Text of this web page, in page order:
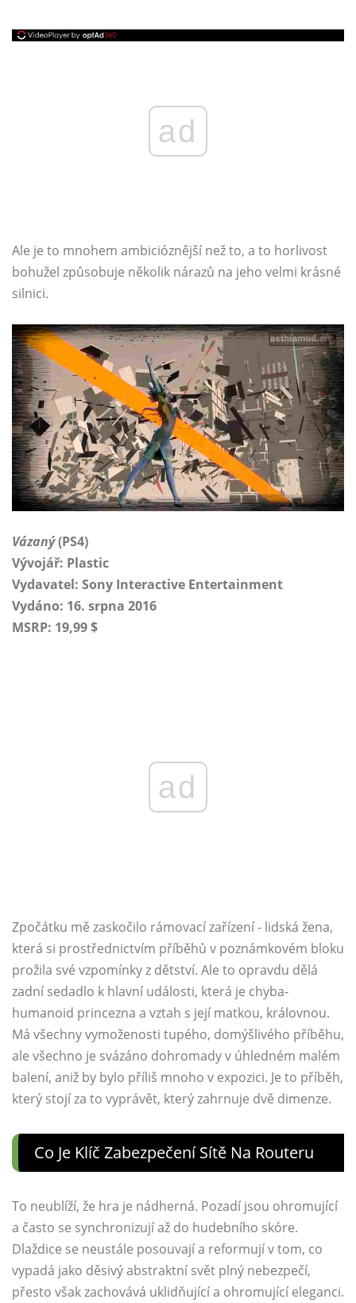
ad
Ale je to mnohem ambicióznější než to, a to horlivost
bohužel způsobuje několik nárazů na jeho velmi krásné
silnici.
Vázaný(PS4)
Vývojář: Plastic
Vydavatel: Sony Interactive Entertainment
Vydáno: 16. srpna 2016
MSRP: 19,99 $
ad
Zpočátku mě zaskočilo rámovací zařízení - lidská žena,
která si prostřednictvím příběhů v poznámkovém bloku
prožila své vzpomínky z dětství. Ale to opravdu dělá
zadní sedadlo k hlavní události, která je chyba-
humanoid princezna a vztah s její matkou, královnou.
Má všechny vymoženosti tupého, domýšlivého příběhu,
ale všechno je svázáno dohromady v úhledném malém
balení, aniž by bylo příliš mnoho v expozici. Je to příběh,
který stojí za to vyprávět, který zahrnuje dvě dimenze.
Co Je Klíč Zabezpečení Sítě Na Routeru
To neublíží, že hra je nádherná. Pozadí jsou ohromující
a často se synchronizují až do hudebního skóre.
Dlaždice se neustále posouvají a reformují v tom, co
vypadá jako děsivý abstraktní svět plný nebezpečí,
přesto však zachovává uklidňující a ohromující eleganci.